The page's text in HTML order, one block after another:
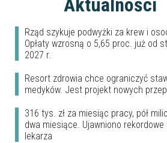
Aktualności
Rząd szykuje podwyżki za krew i
Opłaty wzrosną o 5,65 proc. już od
2027 r.
Resort zdrowia chce ograniczyć
medyków. Jest projekt nowych
316 tys. zł za miesiąc pracy, pół
dwa miesiące. Ujawniono
lekarza